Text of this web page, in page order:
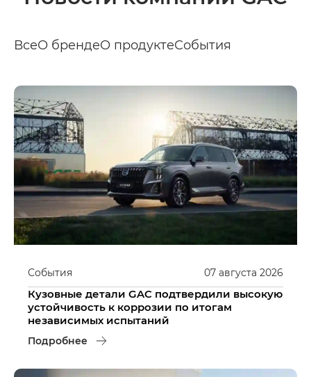
ВсеО брендеО продуктеСобытия
07 августа 2026
События
Кузовные детали GAC подтвердили высокую
устойчивость к коррозии по итогам
независимых испытаний
Подробнее